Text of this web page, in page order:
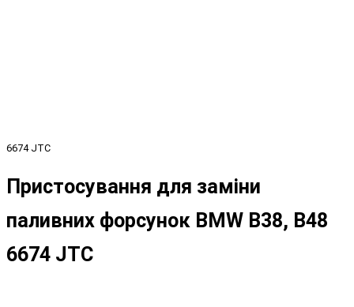
6674 JTC
Пристосування для заміни
паливних форсунок BMW B38, B48
6674 JTC